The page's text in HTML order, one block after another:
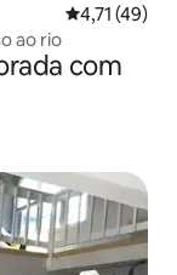
4,71 de uma
4,71 (49)
ao rio
com